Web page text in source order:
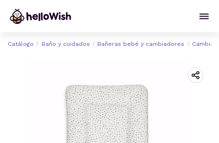
Catálogo Baño y cuidados Bañeras bebé y cambiadores